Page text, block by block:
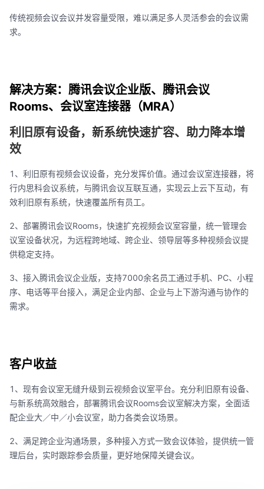
传统视频会议会议并发容量受限，难以满足多人灵活参会的会议需
求。
解决方案：腾讯会议企业版、腾讯会议
Rooms、会议室连接器（MRA）
利旧原有设备，新系统快速扩容、助力降本增
效
1、利旧原有视频会议设备，充分发挥价值。通过会议室连接器，将
行内思科会议系统，与腾讯会议互联互通，实现云上云下互动，有
效利旧原有系统，快速覆盖所有员工。
2、部署腾讯会议Rooms，快速扩充视频会议室容量，统一管理会
议室设备状况，为远程跨地域、跨企业、领导层等多种视频会议提
供稳定支持。
3、接入腾讯会议企业版，支持7000余名员工通过手机、PC、小程
序、电话等平台接入，满足企业内部、企业与上下游沟通与协作的
需求。
客户收益
1、现有会议室无缝升级到云视频会议室平台。充分利旧原有设备、
与新系统高效融合，部署腾讯会议Rooms会议室解决方案，全面适
配企业大／中／小会议室，助力各类会议场景。
2、满足跨企业沟通场景，多种接入方式一致会议体验，提供统一管
理后台，实时跟踪参会质量，更好地保障关键会议。